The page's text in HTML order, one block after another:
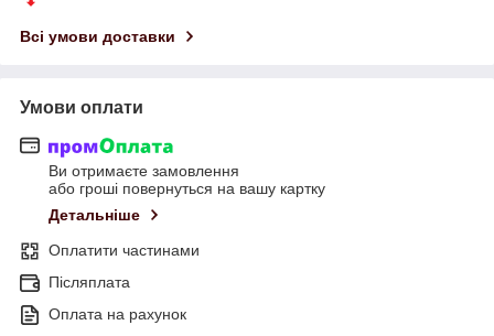
Всі умови доставки
Умови оплати
Ви отримаєте замовлення
або гроші повернуться на вашу картку
Детальніше
Оплатити частинами
Післяплата
Оплата на рахунок